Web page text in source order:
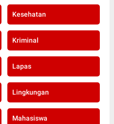
Kesehatan
Kriminal
Lapas
Lingkungan
Mahasiswa